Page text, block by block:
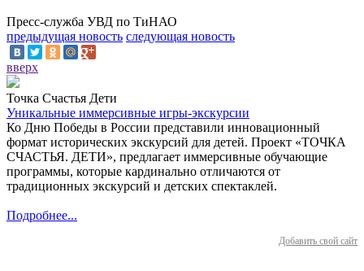
Пресс-служба УВД по ТиНАО
предыдущая новость следующая новость
вверх
Точка Счастья Дети
Уникальные иммерсивные игры-экскурсии
Ко Дню Победы в России представили инновационный
формат исторических экскурсий для детей. Проект «ТОЧКА
СЧАСТЬЯ. ДЕТИ», предлагает иммерсивные обучающие
программы, которые кардинально отличаются от
традиционных экскурсий и детских спектаклей.
Подробнее...
Добавить свой сайт